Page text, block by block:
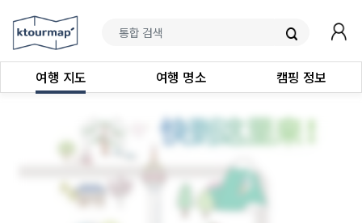
여행 지도 여행 명소 캠핑 정보